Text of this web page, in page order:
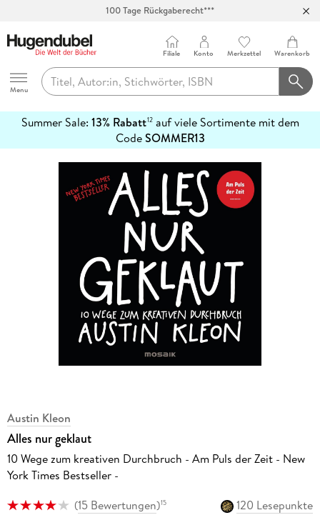
100 Tage Rückgaberecht***
Hugendubel
Menu
Filiale Konto Merkzettel Warenkorb
Summer Sale: 13% Rabatt12auf viele Sortimente mit dem
CodeSOMMER13
erfahren
Austin Kleon
Alles nur geklaut
10 Wege zum kreativen Durchbruch - Am Puls der Zeit - New
York Times Bestseller -
(15 Bewertungen)15
120 Lesepunkte